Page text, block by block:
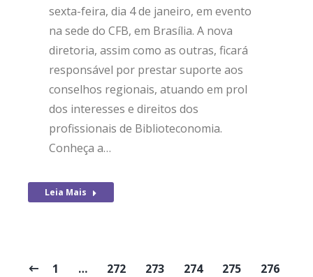
sexta-feira, dia 4 de janeiro, em evento
na sede do CFB, em Brasília. A nova
diretoria, assim como as outras, ficará
responsável por prestar suporte aos
conselhos regionais, atuando em prol
dos interesses e direitos dos
profissionais de Biblioteconomia.
Conheça a…
Leia Mais
1 … 272 273 274 275
276